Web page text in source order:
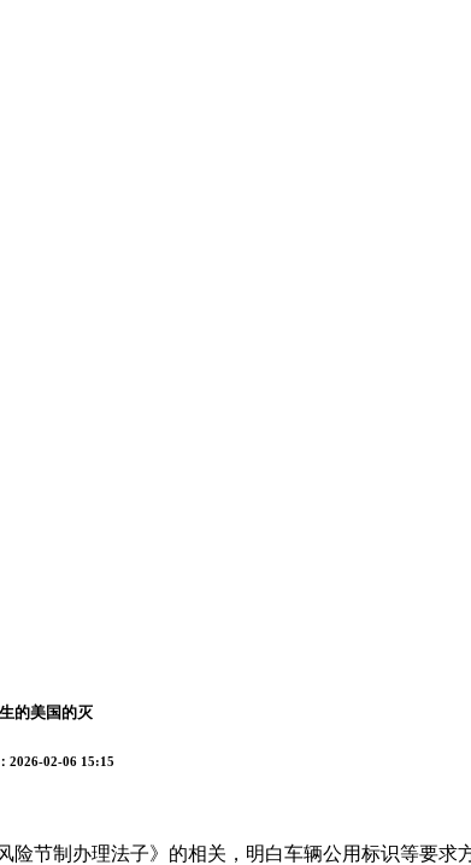
的美国的灭
2026-02-06 15:15
制办理法子》的相关，明白车辆公用标识等要求